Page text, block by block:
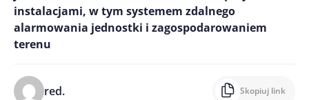
instalacjami, w tym systemem zdalnego
alarmowania jednostki i zagospodarowaniem
terenu
red. Skopiuj link